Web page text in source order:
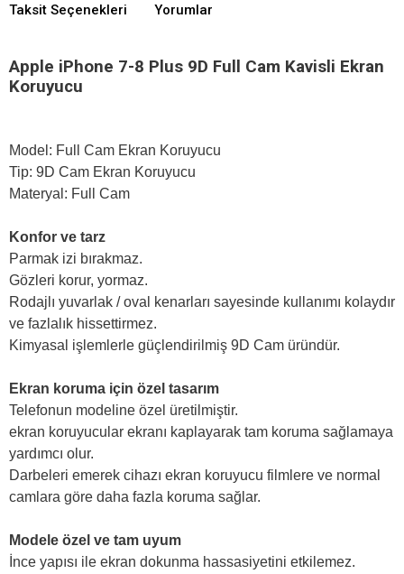
Taksit Seçenekleri Yorumlar
Apple iPhone 7-8 Plus 9D Full Cam Kavisli Ekran
Koruyucu
Model: Full Cam Ekran Koruyucu
Tip: 9D Cam Ekran Koruyucu
Materyal: Full Cam
Konfor ve tarz
Parmak izi bırakmaz.
Gözleri korur, yormaz.
Rodajlı yuvarlak / oval kenarları sayesinde kullanımı kolaydır
ve fazlalık hissettirmez.
Kimyasal işlemlerle güçlendirilmiş 9D Cam üründür.
Ekran koruma için özel tasarım
Telefonun modeline özel üretilmiştir.
ekran koruyucular ekranı kaplayarak tam koruma sağlamaya
yardımcı olur.
Darbeleri emerek cihazı ekran koruyucu filmlere ve normal
camlara göre daha fazla koruma sağlar.
Modele özel ve tam uyum
İnce yapısı ile ekran dokunma hassasiyetini etkilemez.